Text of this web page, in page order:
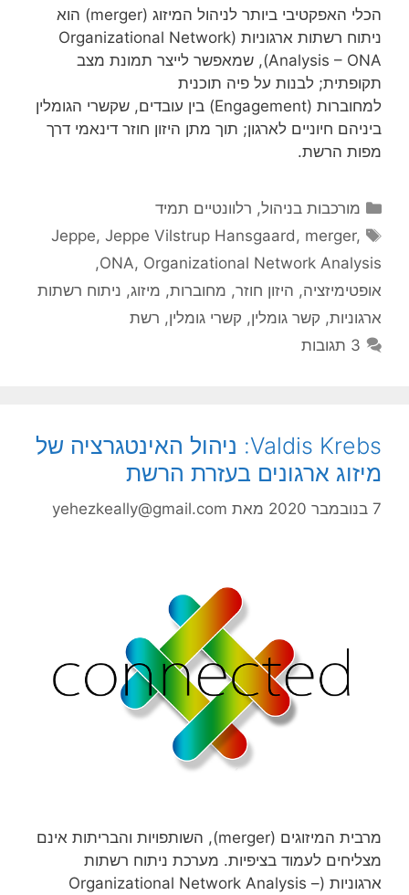
הכלי האפקטיבי ביותר לניהול המיזוג (merger) הוא
ניתוח רשתות ארגוניות (Organizational Network
Analysis – ONA), שמאפשר לייצר תמונת מצב
תקופתית; לבנות על פיה תוכנית
למחוברות (Engagement) בין עובדים, שקשרי הגומלין
ביניהם חיוניים לארגון; תוך מתן היזון חוזר דינאמי דרך
מפות הרשת.
קטגוריות
מורכבות בניהול, רלוונטיים תמיד
תגיות
Jeppe, Jeppe Vilstrup Hansgaard, merger,
ONA, Organizational Network Analysis
,
אופטימיזציה, היזון חוזר, מחוברות, מיזוג, ניתוח רשתות
ארגוניות, קשר גומלין, קשרי גומלין, רשת
3 תגובות
Valdis Krebs: ניהול האינטגרציה של
מיזוג ארגונים בעזרת הרשת
7 בנובמבר 2020 מאת yehezkeally@gmail.com
מרבית המיזוגים (merger), השותפויות והבריתות אינם
מצליחים לעמוד בציפיות. מערכת ניתוח רשתות
ארגוניות (Organizational Network Analysis –